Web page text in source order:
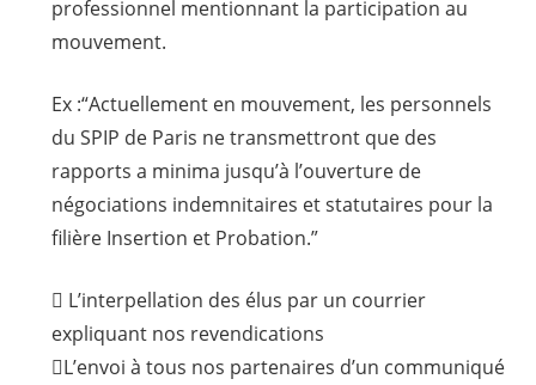
professionnel mentionnant la participation au
mouvement.
Ex :“Actuellement en mouvement, les personnels
du SPIP de Paris ne transmettront que des
rapports a minima jusqu’à l’ouverture de
négociations indemnitaires et statutaires pour la
filière Insertion et Probation.”
 L’interpellation des élus par un courrier
expliquant nos revendications
L’envoi à tous nos partenaires d’un communiqué